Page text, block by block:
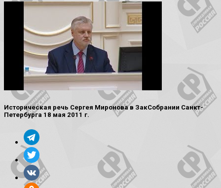
Историческая речь Сергея Миронова в ЗакСобрании Санкт-
Петербурга 18 мая 2011 г.